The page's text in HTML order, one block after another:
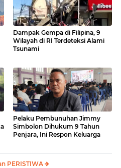
Dampak Gempa di Filipina, 9
Wilayah di RI Terdeteksi Alami
Tsunami
Pelaku Pembunuhan Jimmy
Simbolon Dihukum 9 Tahun
Penjara, Ini Respon Keluarga
PERISTIWA